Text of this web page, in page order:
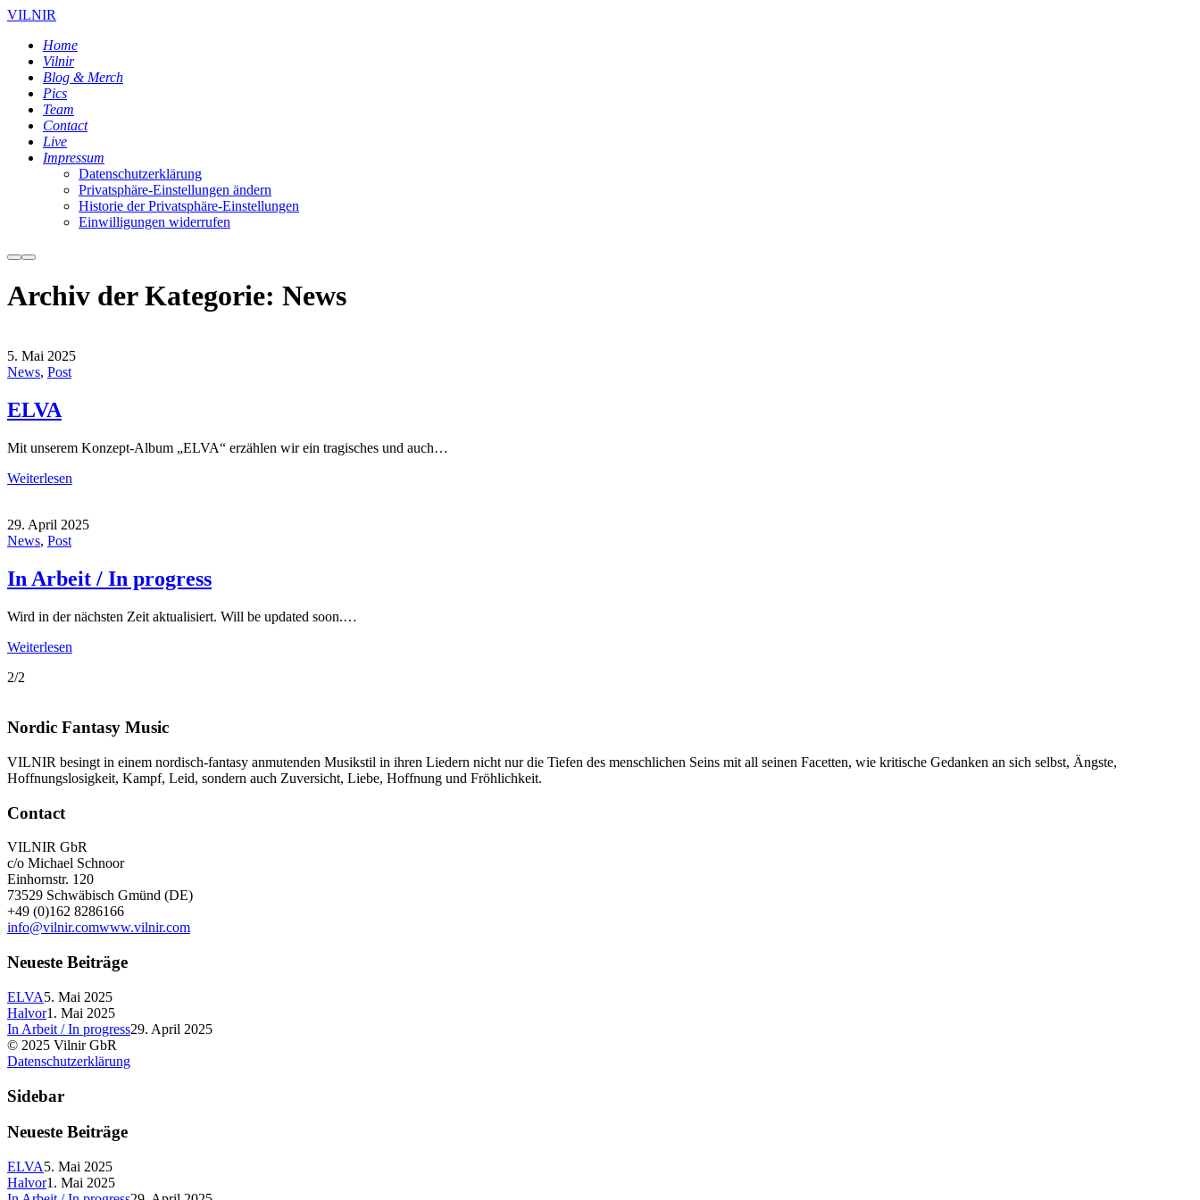
VILNIR
Home
Vilnir
Blog & Merch
Pics
Team
Contact
Live
Impressum
Datenschutzerklärung
Privatsphäre-Einstellungen ändern
Historie der Privatsphäre-Einstellungen
Einwilligungen widerrufen
Weitere
Hauptmenü
Archiv der Kategorie: News
5. Mai 2025
News, Post
ELVA
Mit unserem Konzept-Album „ELVA“ erzählen wir ein tragisches und auch…
Weiterlesen
29. April 2025
News, Post
In Arbeit / In progress
Wird in der nächsten Zeit aktualisiert. Will be updated soon.…
Weiterlesen
2/2
Nordic Fantasy Music
VILNIR besingt in einem nordisch-fantasy anmutenden Musikstil in ihren Liedern nicht nur die Tiefen des menschlichen Seins mit all seinen Facetten, wie kritische Gedanken an sich selbst, Ängste,
Hoffnungslosigkeit, Kampf, Leid, sondern auch Zuversicht, Liebe, Hoffnung und Fröhlichkeit.
Contact
VILNIR GbR
c/o Michael Schnoor
Einhornstr. 120
73529 Schwäbisch Gmünd (DE)
+49 (0)162 8286166
info@vilnir.comwww.vilnir.com
Neueste Beiträge
ELVA5. Mai 2025
Halvor1. Mai 2025
In Arbeit / In progress29. April 2025
© 2025 Vilnir GbR
Datenschutzerklärung
Sidebar
Neueste Beiträge
ELVA5. Mai 2025
Halvor1. Mai 2025